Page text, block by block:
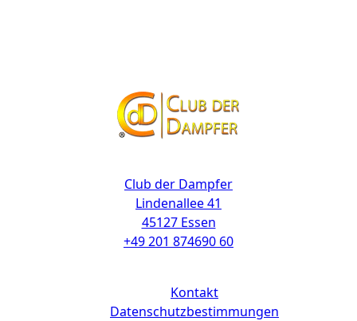
Club der Dampfer
Lindenallee 41
45127 Essen
+49 201 874690 60
Kontakt
Datenschutzbestimmungen